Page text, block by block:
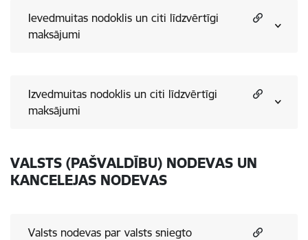
Ievedmuitas nodoklis un citi līdzvērtīgi
maksājumi
Izvedmuitas nodoklis un citi līdzvērtīgi
maksājumi
VALSTS (PAŠVALDĪBU) NODEVAS UN
KANCELEJAS NODEVAS
Valsts nodevas par valsts sniegto